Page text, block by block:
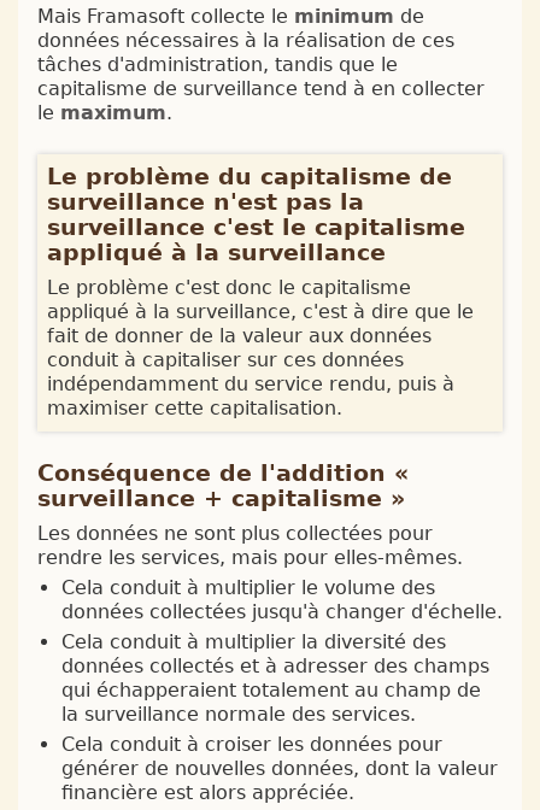
Mais Framasoft collecte le minimum de
données nécessaires à la réalisation de ces
tâches d'administration, tandis que le
capitalisme de surveillance tend à en collecter
le maximum.
Le problème du capitalisme de
surveillance n'est pas la
surveillance c'est le capitalisme
appliqué à la surveillance
Le problème c'est donc le capitalisme
appliqué à la surveillance, c'est à dire que le
fait de donner de la valeur aux données
conduit à capitaliser sur ces données
indépendamment du service rendu, puis à
maximiser cette capitalisation.
Conséquence de l'addition «
surveillance + capitalisme »
Les données ne sont plus collectées pour
rendre les services, mais pour elles-mêmes.
Cela conduit à multiplier le volume des
données collectées jusqu'à changer d'échelle.
Cela conduit à multiplier la diversité des
données collectés et à adresser des champs
qui échapperaient totalement au champ de
la surveillance normale des services.
Cela conduit à croiser les données pour
générer de nouvelles données, dont la valeur
financière est alors appréciée.